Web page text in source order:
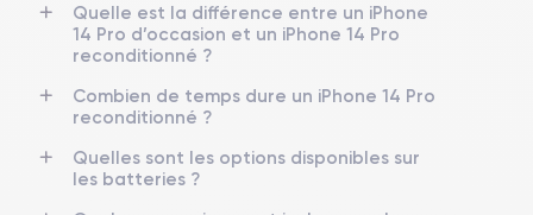
Date de sortie
7/09/2022
Système exploitation
iOS (iOS 26)
Dimensions
147.5×71.5×7.85 mm
Poids
Écran
OLED 6.1 pouces
Résolution écran
Quelle est la différence entre un iPhone
14 Pro d’occasion et un iPhone 14 Pro
reconditionné ?
Combien de temps dure un iPhone 14 Pro
reconditionné ?
Quelles sont les options disponibles sur
les batteries ?